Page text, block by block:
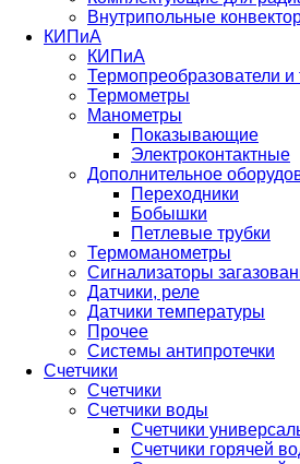
Внутрипольные
КИПиА
КИПиА
Термопреобразователи
Термометры
Манометры
Показывающие
Электроконтактные
Дополнительное
Переходники
Бобышки
Петлевые трубки
Термоманометры
Сигнализаторы
Датчики, реле
Датчики температуры
Прочее
Системы антипротечки
Счетчики
Счетчики
Счетчики воды
Счетчики
Счетчики горячей